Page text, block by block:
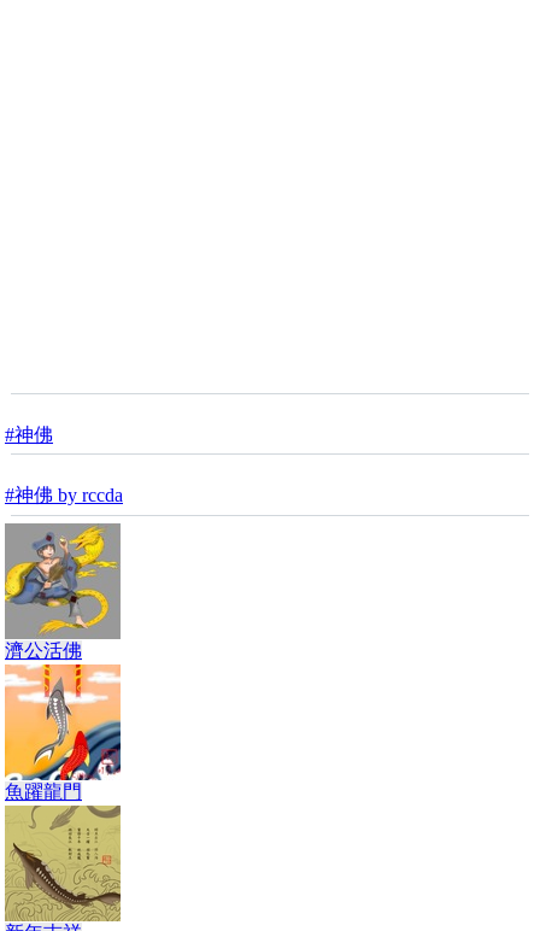
#神佛
#神佛 by rccda
濟公活佛
魚躍龍門